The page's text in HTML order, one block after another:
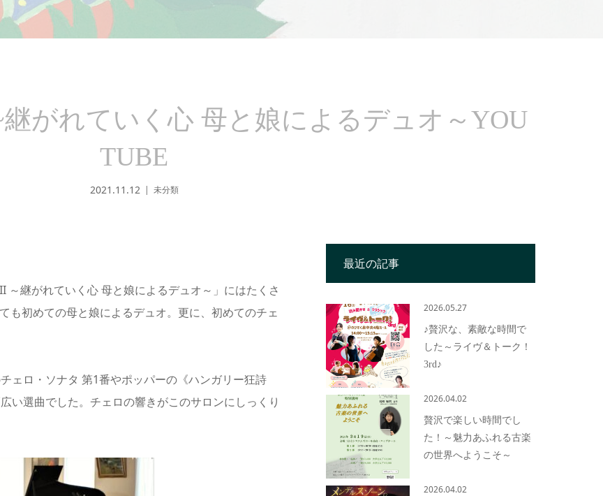
がれていく心 母と娘によるデュオ～YOU
TUBE
2021.11.12 未分類
継がれていく心 母と娘によるデュオ～」にはたくさ
も初めての母と娘によるデュオ。更に、初めてのチェ
ェロ・ソナタ 第1番やポッパーの《ハンガリー狂詩
い選曲でした。チェロの響きがこのサロンにしっくり
最近の記事
2026.05.27
♪贅沢な、素敵な時間で
した～ライヴ＆トーク！
3rd♪
2026.04.02
贅沢で楽しい時間でし
た！～魅力あふれる古楽
の世界へようこそ～
2026.04.02